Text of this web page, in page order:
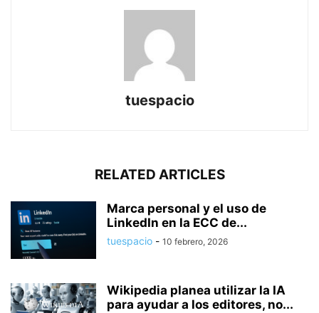
tuespacio
RELATED ARTICLES
Marca personal y el uso de
LinkedIn en la ECC de...
tuespacio - 10 febrero, 2026
Wikipedia planea utilizar la IA
para ayudar a los editores, no...